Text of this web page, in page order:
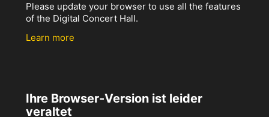
Please update your browser to use all the features
of the Digital Concert Hall.
Learn more
Ihre Browser-Version ist leider
veraltet